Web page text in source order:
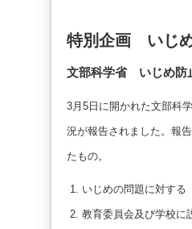
特別企画 いじ
文部科学省 いじめ防
3月5日に開かれた文部科
況が報告されました。報
たもの。
いじめの問題に対する
教育委員会及び学校に